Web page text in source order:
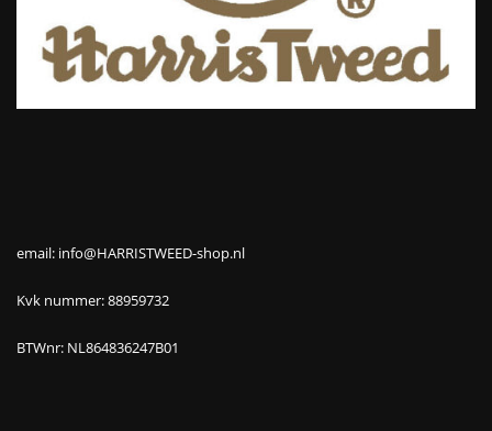
email: info@HARRISTWEED-shop.nl
Kvk nummer: 88959732
BTWnr: NL864836247B01